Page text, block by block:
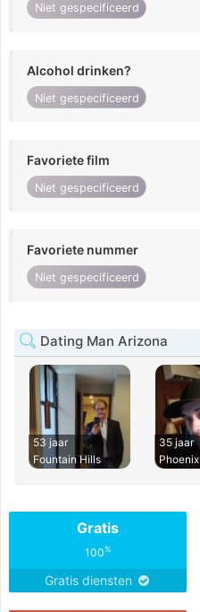
Niet gespecificeerd
Alcohol drinken?
Niet gespecificeerd
Favoriete film
Niet gespecificeerd
Favoriete nummer
Niet gespecificeerd
Dating Man Arizona
53 jaar
Fountain Hills
35 jaar
Phoenix
Gratis
100%
Gratis diensten